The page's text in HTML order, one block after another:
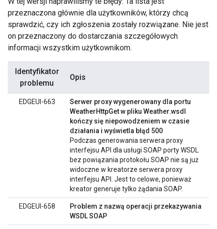
przeznaczona głównie dla użytkowników, którzy chcą
sprawdzić, czy ich zgłoszenia zostały rozwiązane. Nie jest
on przeznaczony do dostarczania szczegółowych
informacji wszystkim użytkownikom.
Identyfikator
problemu
Opis
EDGEUI-663
Serwer proxy wygenerowany dla portu
WeatherHttpGet w pliku Weather.wsdl
kończy się niepowodzeniem w czasie
działania i wyświetla błąd 500
Podczas generowania serwera proxy
interfejsu API dla usługi SOAP porty WSDL
bez powiązania protokołu SOAP nie są już
widoczne w kreatorze serwera proxy
interfejsu API. Jest to celowe, ponieważ
kreator generuje tylko żądania SOAP.
EDGEUI-658
Problem z nazwą operacji przekazywania
WSDL SOAP